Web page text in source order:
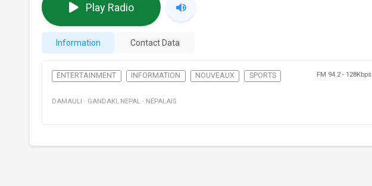
Play Radio
Information Contact Data
ENTERTAINMENT INFORMATION NOUVEAUX SPORTS FM 94.2- 128Kbps
DAMAULI · GANDAKI , NEPAL · NÉPALAIS